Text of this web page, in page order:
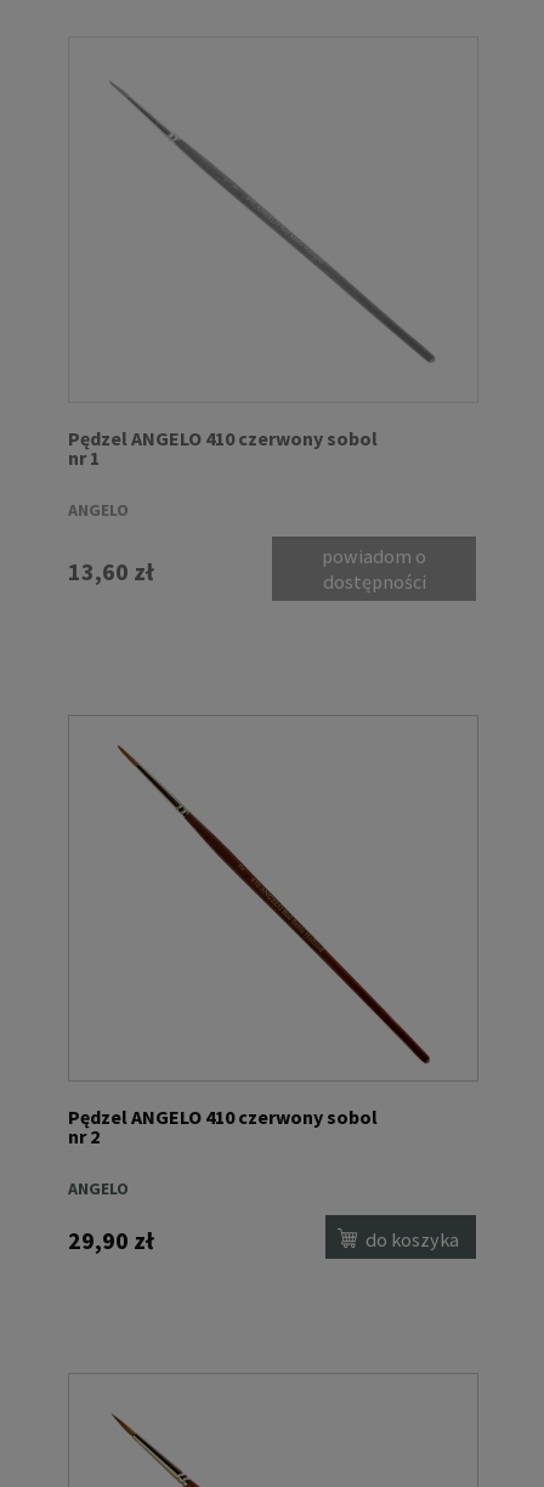
Pędzel ANGELO 410 czerwony sobol
nr 1
ANGELO
13,60 zł
powiadom o
dostępności
Pędzel ANGELO 410 czerwony sobol
nr 2
ANGELO
29,90 zł do koszyka